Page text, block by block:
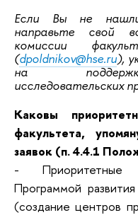
Если Вы не
направьте свой
комиссии
(dpoldnikov@hse.ru),
на
исследовательских
Каковы
факультета,
заявок (п. 4.4.1
- Приоритетные
Программой
(создание центров